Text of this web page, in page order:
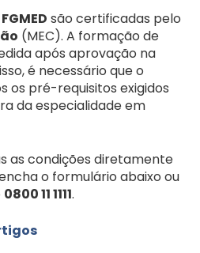
FGMED são certificadas pelo
(MEC). A formação de
após aprovação na
é necessário que o
os pré-requisitos exigidos
da especialidade em
as condições diretamente
o formulário abaixo ou
0800 11 1111.